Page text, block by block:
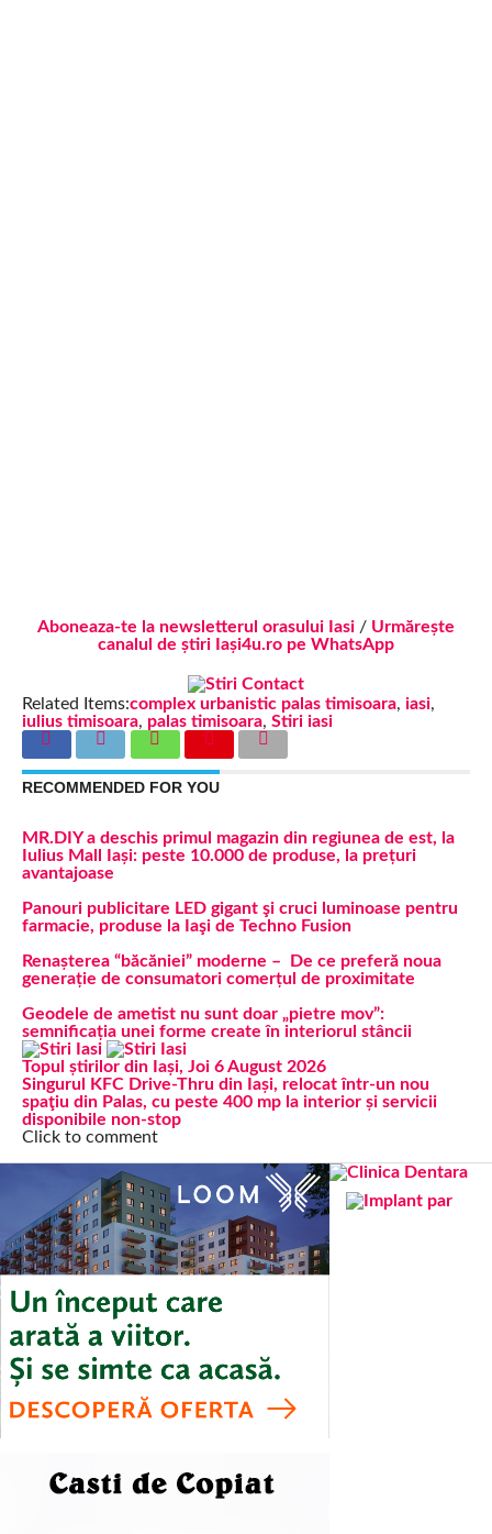
Aboneaza-te la newsletterul orasului Iasi/ Urmărește
canalul de știri Iași4u.ro pe WhatsApp
Related Items:complex urbanistic palas timisoara, iasi,
iulius timisoara, palas timisoara, Stiri iasi
RECOMMENDED FOR YOU
MR.DIY a deschis primul magazin din regiunea de est, la
Iulius Mall Iași: peste 10.000 de produse, la prețuri
avantajoase
Panouri publicitare LED gigant şi cruci luminoase pentru
farmacie, produse la Iaşi de Techno Fusion
Renașterea “băcăniei” moderne – De ce preferă noua
generație de consumatori comerțul de proximitate
Geodele de ametist nu sunt doar „pietre mov”:
semnificația unei forme create în interiorul stâncii
Topul știrilor din Iași, Joi 6 August 2026
Singurul KFC Drive-Thru din Iași, relocat într-un nou
spaţiu din Palas, cu peste 400 mp la interior și servicii
disponibile non-stop
Click to comment